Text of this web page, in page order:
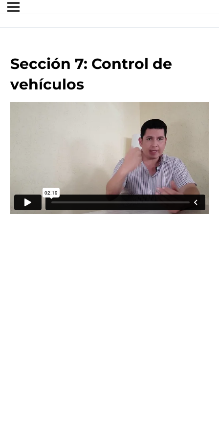
Sección 7: Control de
vehículos